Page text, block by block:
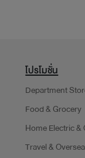
โปรโมชั่น
Department
Food & Grocery
Home Electric
Travel & Oversea